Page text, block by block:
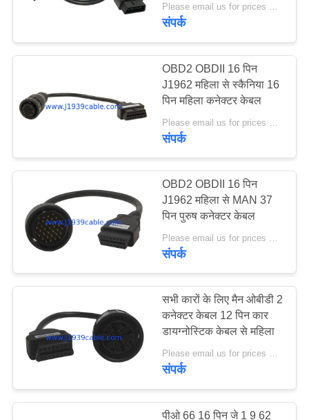
जे 1 9 3 9 पिन कनेक्टर
13
जे 1708 केबल
21
19
Please email us for prices MOQ:100 पीसी
संपर्क
OBD2 OBDII 16 पिन
J1962 महिला से स्कैनिया 16
पिन महिला कनेक्टर केबल
संपर्क
OBD2 OBDII 16 पिन
J1962 महिला से MAN 37
पिन पुरुष कनेक्टर केबल
Please email us for prices MOQ:100 पीसी
संपर्क
सभी कारों के लिए मैन ओबीडी 2
कनेक्टर केबल 12 पिन कार
डायग्नोस्टिक केबल से महिला
Please email us for prices MOQ:100 पीसी
संपर्क
पीओ 66 16 पिन जे 1 9 62